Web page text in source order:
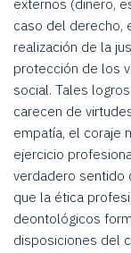
externos (dinero,
caso del derecho,
realización de la
protección de los
social. Tales
carecen de
empatía, el coraje
ejercicio
verdadero sentido
que la ética
deontológicos
disposiciones del